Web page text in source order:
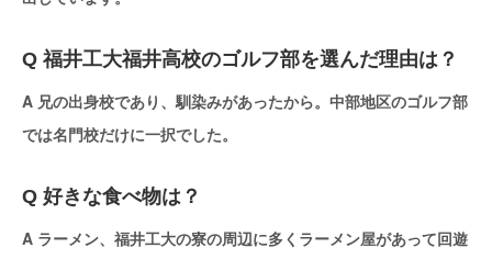
Q 福井工大福井高校のゴルフ部を選んだ理由は？
A 兄の出身校であり、馴染みがあったから。中部地区のゴルフ部
では名門校だけに一択でした。
Q 好きな食べ物は？
A ラーメン、福井工大の寮の周辺に多くラーメン屋があって回遊